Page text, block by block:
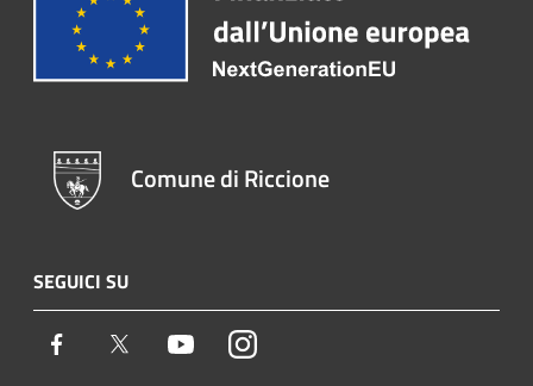
Comune di Riccione
SEGUICI SU
Facebook Twitter YoutubeInstagram